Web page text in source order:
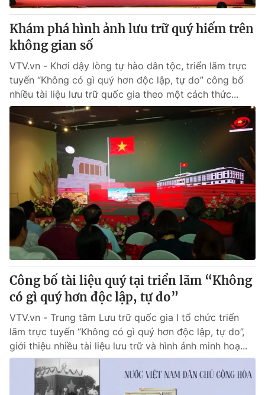
Góc doanh nghiệp
Truyền hình
Phim VTV
Hậu trường
Nhân vật
Khán giả
Giải sao mai
Giải trí
Điện ảnh
Âm nhạc
Sao
Đời sống
Du lịch
Làm đẹp
Chất lượng cuộc sống
Giáo dục
Tuyển sinh
Học trực tuyến
Công nghệ
Hitech Công nghệ tương lai
Sản phẩm
Thị trường
Tư vấn
Giao lưu trực tuyến
Lịch phát sóng
Chuyên mục khác
Emagazine Podcast
Photo Infographic
Video Shorts video
VTV Money VTV Thể thao
Khám phá hình ảnh lưu trữ quý hiếm trên
không gian số
VTV.vn - Khơi dậy lòng tự hào dân tộc, triển lãm trực
tuyến “Không có gì quý hơn độc lập, tự do” công bố
nhiều tài liệu lưu trữ quốc gia theo một cách thức...
Công bố tài liệu quý tại triển lãm “Không
có gì quý hơn độc lập, tự do”
VTV.vn - Trung tâm Lưu trữ quốc gia I tổ chức triển
lãm trực tuyến “Không có gì quý hơn độc lập, tự do”,
giới thiệu nhiều tài liệu lưu trữ và hình ảnh minh hoạ...